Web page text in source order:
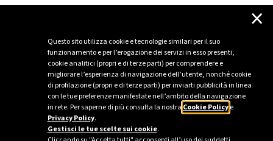
Questo sito utilizza cookie e tecnologie similari per il suo
funzionamento e per l’erogazione dei servizi in esso presenti,
cookie analitici (propri e di terze parti) per comprendere e
migliorare l’esperienza di navigazione dell’utente, nonché cookie
di profilazione (propri e di terze parti) per inviarti pubblicità in linea
con le tue preferenze manifestate nell’ambito della navigazione
in rete. Per saperne di più consulta la nostra Cookie Policye
Privacy Policy.
Gestisci le tue scelte sui cookie.
×
C'è un problema con il recupero dei
Per favore riprova piú tardi
Sei un’azienda o una PA?